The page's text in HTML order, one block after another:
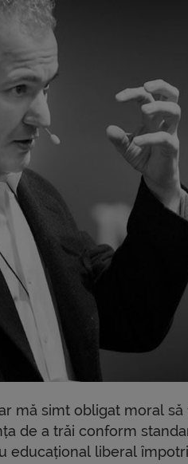
mă simt obligat moral
de a trăi conform
educațional liberal